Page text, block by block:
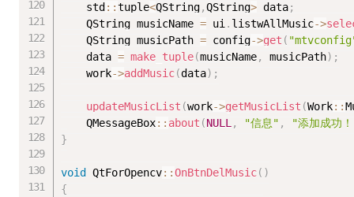
	std
::tuple<QString,QString> data;
	QString musicName
= ui. listwAllMusic->
	QString musicPath
= config->get (
	data
= make_tuple(musicName, musicPath) ;
	work
->addMusic(data) ;
updateMusicList (work->getMusicList (Work::
	QMessageBox
:: about (NULL, "信息" ,
"添加成功
}
void QtForOpencv::OnBtnDelMusic( )
{